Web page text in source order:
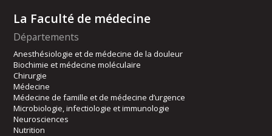
La Faculté de médecine
Départements
Anesthésiologie et de médecine de la douleur
Biochimie et médecine moléculaire
Chirurgie
Médecine
Médecine de famille et de médecine d’urgence
Microbiologie, infectiologie et immunologie
Neurosciences
Nutrition